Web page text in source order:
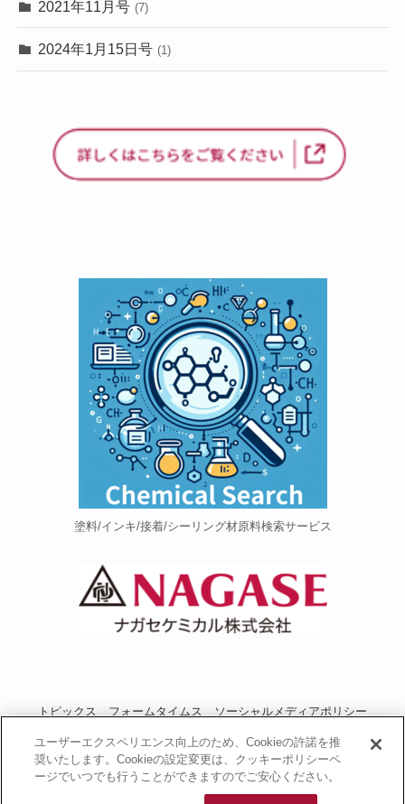
2021年11月号 (7)
2024年1月15日号 (1)
塗料/インキ/接着/シーリング材原料検索サービス
トピックス フォームタイムス
ソーシャルメディアポリシー
プライバシーポリシー
当サイトご利用にあたって
お問い合わせ
運営者情報
NAGASEグループサイト
長瀬産業コーポレートサイト
ユーザーエクスペリエンス向上のため、Cookieの許諾を推
奨いたします。Cookieの設定変更は、クッキーポリシーペ
ージでいつでも行うことができますのでご安心ください。